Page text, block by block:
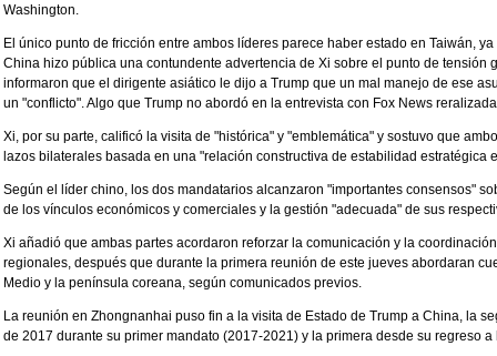
Washington.
El único punto de fricción entre ambos líderes parece haber estado en Taiwán,
China hizo pública una contundente advertencia de Xi sobre el punto de tensión
informaron que el dirigente asiático le dijo a Trump que un mal manejo de ese
un "conflicto". Algo que Trump no abordó en la entrevista con Fox News
Xi, por su parte, calificó la visita de "histórica" y "emblemática" y sostuvo que
lazos bilaterales basada en una "relación constructiva de estabilidad estratégica
Según el líder chino, los dos mandatarios alcanzaron "importantes consensos"
de los vínculos económicos y comerciales y la gestión "adecuada" de sus
Xi añadió que ambas partes acordaron reforzar la comunicación y la
regionales, después que durante la primera reunión de este jueves abordaran
Medio y la península coreana, según comunicados previos.
La reunión en Zhongnanhai puso fin a la visita de Estado de Trump a China, la
de 2017 durante su primer mandato (2017-2021) y la primera desde su regreso